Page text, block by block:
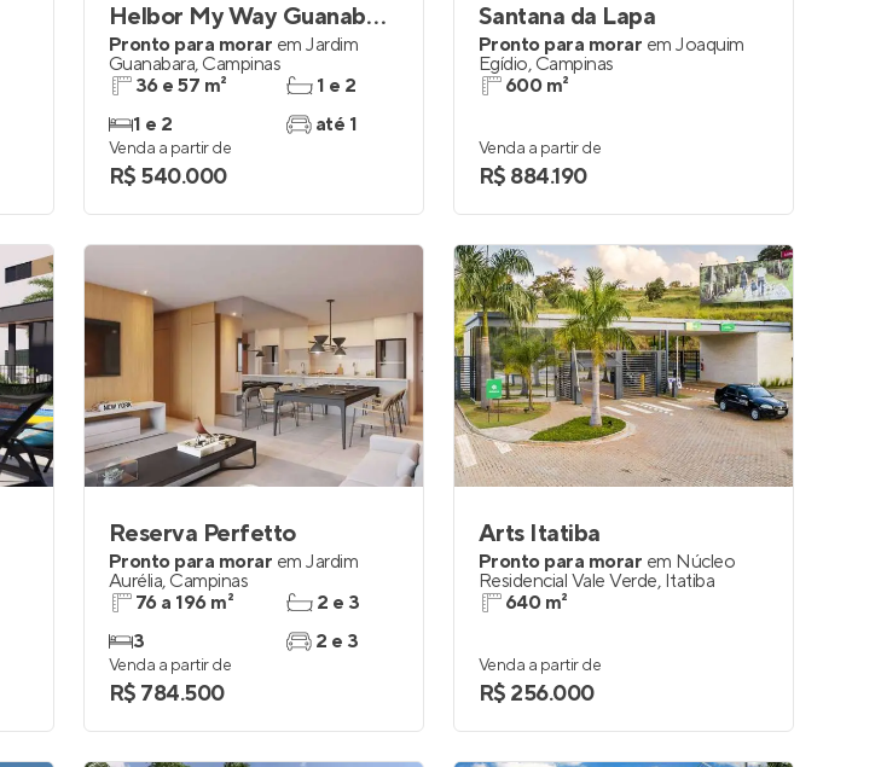
Helbor My Way Guanabara
Pronto para morar em Jardim
Guanabara, Campinas
36 e 57 m²
1 e 2
1 e 2
até 1
Venda a partir de
R$ 540.000
Santana da Lapa
Pronto para morar em Joaquim
Egídio, Campinas
600 m²
Venda a partir de
R$ 884.190
Reserva Perfetto
Pronto para morar em Jardim
Aurélia, Campinas
76 a 196 m²
3
2 e 3
2 e 3
Venda a partir de
R$ 784.500
Arts Itatiba
Pronto para morar em Núcleo
Residencial Vale Verde, Itatiba
640 m²
Venda a partir de
R$ 256.000